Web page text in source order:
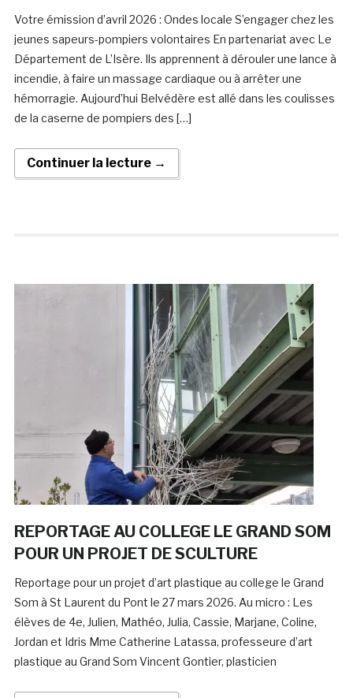
Votre émission d’avril 2026 : Ondes locale S’engager chez les
jeunes sapeurs-pompiers volontaires En partenariat avec Le
Département de L’Isère. Ils apprennent à dérouler une lance à
incendie, à faire un massage cardiaque ou à arrêter une
hémorragie. Aujourd’hui Belvédère est allé dans les coulisses
de la caserne de pompiers des […]
Continuer la lecture →
REPORTAGE AU COLLEGE LE GRAND SOM
POUR UN PROJET DE SCULTURE
Reportage pour un projet d’art plastique au college le Grand
Som à St Laurent du Pont le 27 mars 2026. Au micro : Les
élèves de 4e, Julien, Mathéo, Julia, Cassie, Marjane, Coline,
Jordan et Idris Mme Catherine Latassa, professeure d’art
plastique au Grand Som Vincent Gontier, plasticien